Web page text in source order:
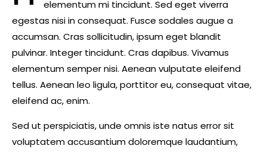
elementum mi tincidunt. Sed eget viverra
egestas nisi in consequat. Fusce sodales augue a
accumsan. Cras sollicitudin, ipsum eget blandit
pulvinar. Integer tincidunt. Cras dapibus. Vivamus
elementum semper nisi. Aenean vulputate eleifend
tellus. Aenean leo ligula, porttitor eu, consequat vitae,
eleifend ac, enim.
Sed ut perspiciatis, unde omnis iste natus error sit
voluptatem accusantium doloremque laudantium,